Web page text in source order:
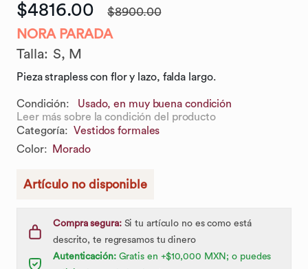
$4816.00 $8900.00
NORA PARADA
Talla: S, M
Pieza strapless con flor y lazo, falda largo.
Condición:
Usado, en muy buena condición
Leer más sobre la condición del producto
Categoría: Vestidos formales
Color: Morado
Artículo no disponible
Compra segura:Si tu artículo no es como está
descrito, te regresamos tu dinero
Autenticación:Gratis en +$10,000 MXN; o puedes